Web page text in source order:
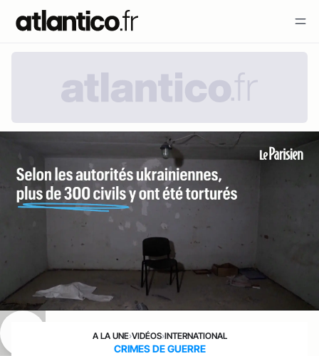
A LA UNE›VIDÉOS›INTERNATIONAL
CRIMES DE GUERRE